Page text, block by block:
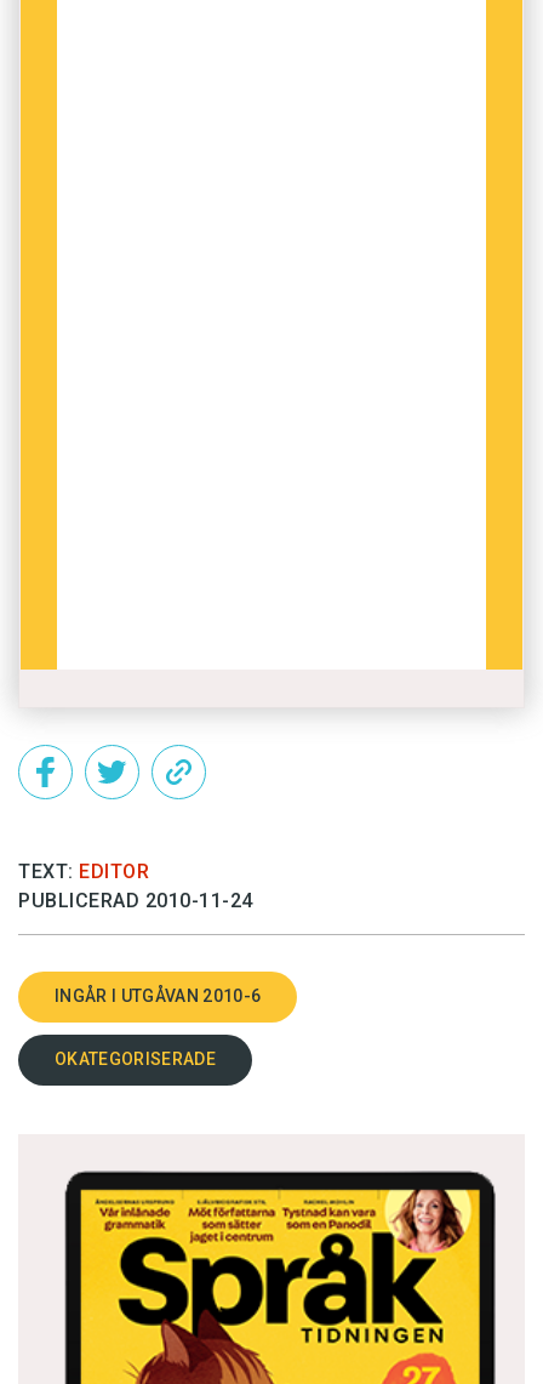
TEXT: EDITOR
PUBLICERAD 2010-11-24
INGÅR I UTGÅVAN 2010-6
OKATEGORISERADE